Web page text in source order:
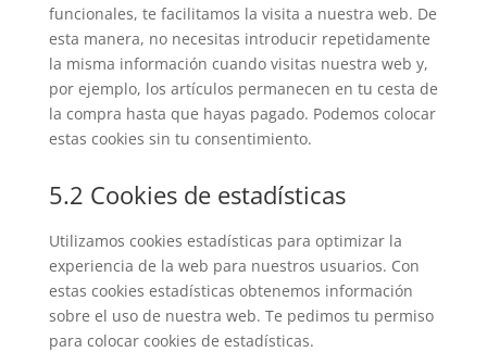
funcionales, te facilitamos la visita a nuestra web. De
esta manera, no necesitas introducir repetidamente
la misma información cuando visitas nuestra web y,
por ejemplo, los artículos permanecen en tu cesta de
la compra hasta que hayas pagado. Podemos colocar
estas cookies sin tu consentimiento.
5.2 Cookies de estadísticas
Utilizamos cookies estadísticas para optimizar la
experiencia de la web para nuestros usuarios. Con
estas cookies estadísticas obtenemos información
sobre el uso de nuestra web. Te pedimos tu permiso
para colocar cookies de estadísticas.